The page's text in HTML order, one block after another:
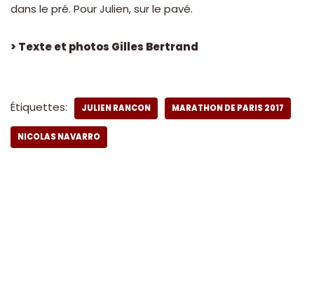
dans le pré. Pour Julien, sur le pavé.
> Texte et photos Gilles Bertrand
Étiquettes: JULIEN RANCON MARATHON DE PARIS 2017
NICOLAS NAVARRO